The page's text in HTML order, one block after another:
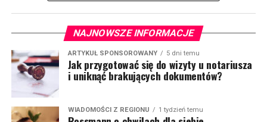
NAJNOWSZE INFORMACJE
ARTYKUŁ SPONSOROWANY 5 dni temu
Jak przygotować się do wizyty u notariusza
i uniknąć brakujących dokumentów?
WIADOMOŚCI Z REGIONU 1 tydzień temu